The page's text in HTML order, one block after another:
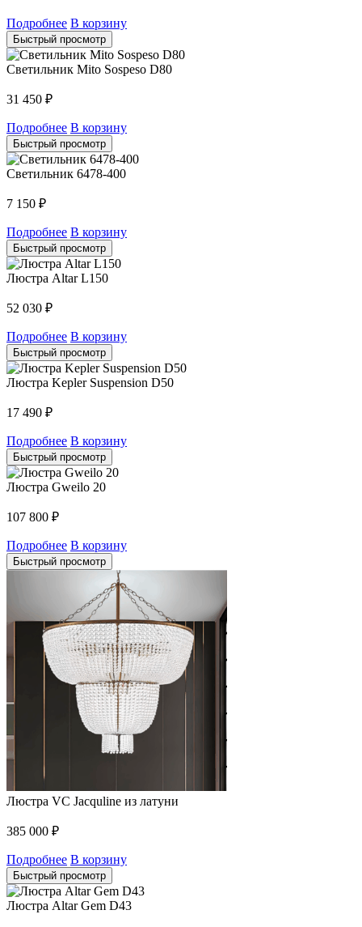
Подробнее В корзину
Быстрый просмотр
Светильник Mito Sospeso D80
31 450 ₽
Подробнее В корзину
Быстрый просмотр
Светильник 6478-400
7 150 ₽
Подробнее В корзину
Быстрый просмотр
Люстра Altar L150
52 030 ₽
Подробнее В корзину
Быстрый просмотр
Люстра Kepler Suspension D50
17 490 ₽
Подробнее В корзину
Быстрый просмотр
Люстра Gweilo 20
107 800 ₽
Подробнее В корзину
Быстрый просмотр
Люстра VC Jacquline из латуни
385 000 ₽
Подробнее В корзину
Быстрый просмотр
Люстра Altar Gem D43